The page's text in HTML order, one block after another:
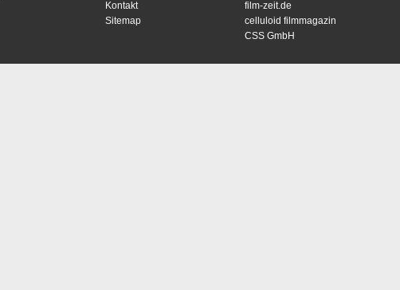
Kontakt
Sitemap
film-zeit.de
celluloid filmmagazin
CSS GmbH